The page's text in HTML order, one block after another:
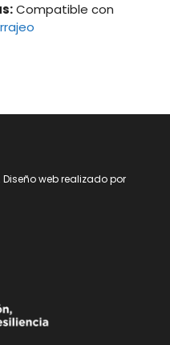
Compatible con
web realizado por